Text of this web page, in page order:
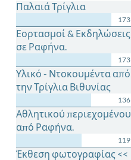
Παλαιά Τρίγλια
173
Εορτασμοί & Εκδηλώσεις
σε Ραφήνα.
173
Υλικό - Ντοκουμέντα από
την Τρίγλια Βιθυνίας
136
Αθλητικού περιεχομένου
από Ραφήνα.
119
Έκθεση φωτογραφίας <<